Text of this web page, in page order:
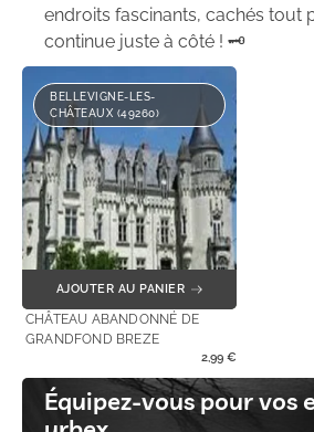
endroits fascinants, cachés tout
continue juste à côté ! 🗝️
BELLEVIGNE-LES-
CHÂTEAUX (49260)
AJOUTER AU PANIER
CHÂTEAU ABANDONNÉ DE
GRANDFOND BREZE
2,99 €
Équipez-vous pour vos